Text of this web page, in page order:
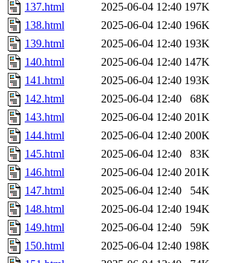
137.html
2025-06-04 12:40 197K
138.html
2025-06-04 12:40 196K
139.html
2025-06-04 12:40 193K
140.html
2025-06-04 12:40 147K
141.html
2025-06-04 12:40 193K
142.html
2025-06-04 12:40
68K
143.html
2025-06-04 12:40 201K
144.html
2025-06-04 12:40 200K
145.html
2025-06-04 12:40
83K
146.html
2025-06-04 12:40 201K
147.html
2025-06-04 12:40
54K
148.html
2025-06-04 12:40 194K
149.html
2025-06-04 12:40
59K
150.html
2025-06-04 12:40 198K